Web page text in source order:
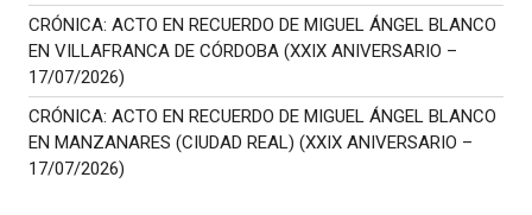
CRÓNICA: ACTO EN RECUERDO DE MIGUEL ÁNGEL BLANCO
EN VILLAFRANCA DE CÓRDOBA (XXIX ANIVERSARIO –
17/07/2026)
CRÓNICA: ACTO EN RECUERDO DE MIGUEL ÁNGEL BLANCO
EN MANZANARES (CIUDAD REAL) (XXIX ANIVERSARIO –
17/07/2026)